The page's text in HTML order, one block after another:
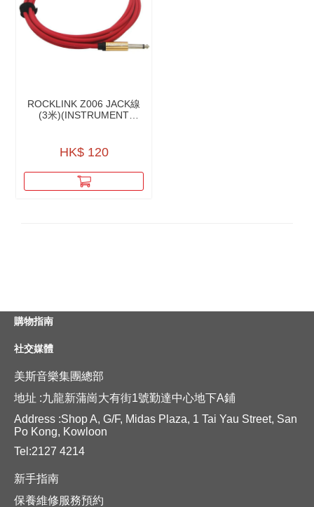
ROCKLINK Z006 JACK線
(3米)(INSTRUMENT
HK$ 120
購物指南
社交媒體
美斯音樂集團總部
地址 :九龍新蒲崗大有街1號勤達中心地下A鋪
Address :Shop A, G/F, Midas Plaza, 1 Tai Yau Street, San
Po Kong, Kowloon
Tel:2127 4214
新手指南
保養維修服務預約